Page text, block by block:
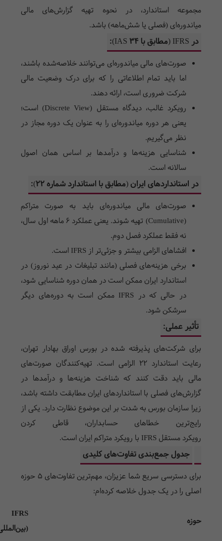
مجموعه استاندارد، در نحوه تهیه گزارش‌های مالی
میاندوره‌ای (فصلی یا شش‌ماهه) باشد.
در IFRS (مطابق با IAS 34):
صورت‌های مالی میاندوره‌ای می‌توانند خلاصه‌شده باشند،
اما باید تمام اطلاعاتی را که برای درک وضعیت مالی
شرکت ضروری است، ارائه دهند.
رویکرد غالب، دیدگاه مستقل (Discrete View) است؛
یعنی هر دوره میاندوره‌ای را به عنوان یک دوره مجاز در
نظر می‌گیریم.
شناسایی هزینه‌ها و درآمدها بر اساس همان اصول
سالانه است.
در استانداردهای ایران (مطابق با استاندارد شماره ۲۲):
صورت‌های مالی میاندوره‌ای باید به صورت متراکم
(Cumulative) تهیه شوند. یعنی عملکرد ۶ ماهه اول سال،
نه فقط عملکرد فصل دوم.
افشاهای الزامی بیشتر و جزئی‌تر از IFRS است.
برخی هزینه‌های فصلی (مانند تبلیغات در عید نوروز) در
استاندارد ایران ممکن است در همان دوره شناسایی شود،
در حالی که در IFRS ممکن است به دوره‌های دیگر
سرشکن شود.
تأثیر عملی:
برای شرکت‌های پذیرفته شده در بورس اوراق بهادار تهران،
رعایت استاندارد ۲۲ الزامی است. تهیه‌کنندگان صورت‌های
مالی باید دقت کنند که شناخت هزینه‌ها و درآمدها در
گزارش‌های فصلی با استانداردهای ایران مطابقت داشته باشد،
زیرا سازمان بورس به شدت بر این موضوع نظارت دارد. یکی از
رایج‌ترین خطاهای حسابداران، قاطی کردن
رویکرد مستقل IFRS با رویکرد متراکم ایران است.
جدول جمع‌بندی تفاوت‌های کلیدی
برای دسترسی سریع شما عزیزان، مهم‌ترین تفاوت‌های ۵ حوزه
اصلی را در یک جدول خلاصه کرده‌ام:
حوزه
IFRS